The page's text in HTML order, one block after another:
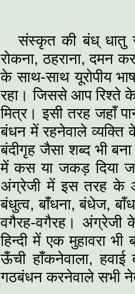
संस्कृत की बंध् धातु
रोकना, ठहराना, दमन
के साथ-साथ यूरोपीय
रहा। जिससे आप रिश्ते
मित्र। इसी तरह जहाँ
बंधन में रहनेवाले व्यक्ति
बंदीगृह जैसा शब्द भी
में कस या जकड़ दिया
अंग्रेजी में इस तरह के
बंधुत्व, बाँधना, बंधेज,
वगैरह-वगैरह।
हिन्दी में एक मुहावरा
ऊँची हाँकनेवाला,
गठबंधन करनेवाले सभी